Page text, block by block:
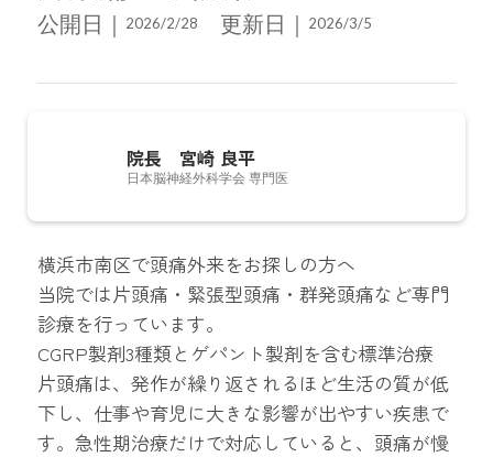
公開日｜ 2026/2/28 更新日｜ 2026/3/5
院長 宮崎 良平
日本脳神経外科学会 専門医
脳神経外科医としての経験をもとに、手術だけでな
く、患者さんとの対話を重ねて最適な医療へつなぐこ
とを大切に開業しました。とくに働く世代の支障とな
りやすい片頭痛をはじめとする頭痛診療に注力し、
MRI・CTによる即日検査で、皆さまの不安を迅速に解
消できるよう努めています。「誠実に、優しさをもっ
て、病気だけでなく人を診る」を理念としています。
横浜市南区で頭痛外来をお探しの方へ
当院では片頭痛・緊張型頭痛・群発頭痛など専門
診療を行っています。
CGRP製剤3種類とゲパント製剤を含む標準治療
片頭痛は、発作が繰り返されるほど生活の質が低
下し、仕事や育児に大きな影響が出やすい疾患で
す。急性期治療だけで対応していると、頭痛が慢